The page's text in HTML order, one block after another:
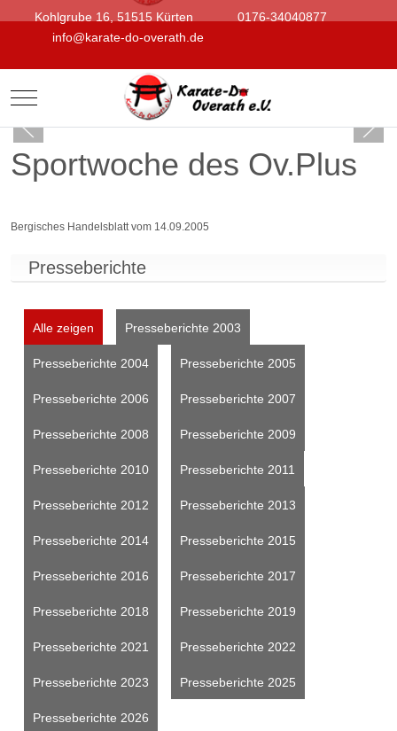
Kohlgrube 16, 51515 Kürten
0176-34040877
info@karate-do-overath.de
Mobile Menu Toggle
Sportwoche des Ov.Plus
Bergisches Handelsblatt vom 14.09.2005
Presseberichte
Alle zeigen Presseberichte 2003
Presseberichte 2004 Presseberichte 2005
Presseberichte 2006 Presseberichte 2007
Presseberichte 2008 Presseberichte 2009
Presseberichte 2010 Presseberichte 2011
Presseberichte 2012 Presseberichte 2013
Presseberichte 2014 Presseberichte 2015
Presseberichte 2016 Presseberichte 2017
Presseberichte 2018 Presseberichte 2019
Presseberichte 2021 Presseberichte 2022
Presseberichte 2023 Presseberichte 2025
Presseberichte 2026